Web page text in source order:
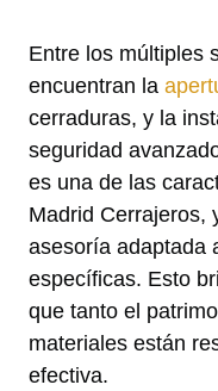
Entre los múltiples
encuentran la
cerraduras, y la
seguridad
es una de las
Madrid Cerrajeros,
asesoría adaptada
específicas. Esto
que tanto el
materiales están
efectiva.